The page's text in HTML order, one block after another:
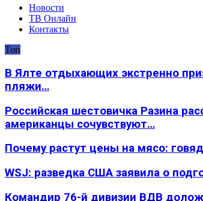
Новости
ТВ Онлайн
Контакты
Топ
В Ялте отдыхающих экстренно
пляжи…
Российская шестовичка Разина
американцы сочувствуют…
Почему растут цены на мясо:
WSJ: разведка США заявила о
Командир 76-й дивизии ВДВ